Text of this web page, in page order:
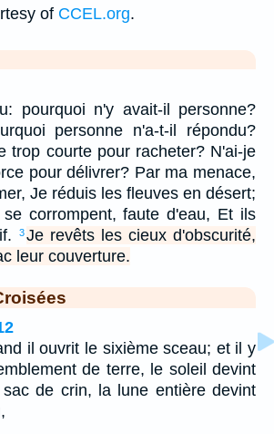
of CCEL.org.
pourquoi n'y avait-il personne?
personne n'a-t-il répondu?
trop courte pour racheter? N'ai-je
pour délivrer? Par ma menace,
Je réduis les fleuves en désert;
corrompent, faute d'eau, Et ils
3Je revêts les cieux d'obscurité,
leur couverture.
il ouvrit le sixième sceau; et il y
de terre, le soleil devint
de crin, la lune entière devint